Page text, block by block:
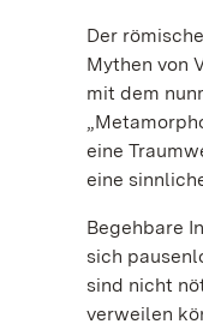
Der
Mythen von
mit dem
eine
eine
Begehbare
sich
sind nicht
verweilen